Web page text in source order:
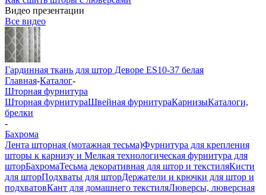
Видео презентации
Все видео
Гардинная ткань для штор Деворе ES10-37 белая
Главная-Каталог-
Шторная фурнитура
Шторная фурнитураШвейная фурнитураКарнизыКаталоги,
брелки
-
Бахрома
Лента шторная (мотажная тесьма)Фурнитура для крепления
шторы к карнизу и Мелкая технологическая фурнитура для
шторБахромаТесьма декоративная для штор и текстиляКисти
для шторПодхваты для шторДержатели и крючки для штор и
подхватовКант для домашнего текстиляЛюверсы, люверсная